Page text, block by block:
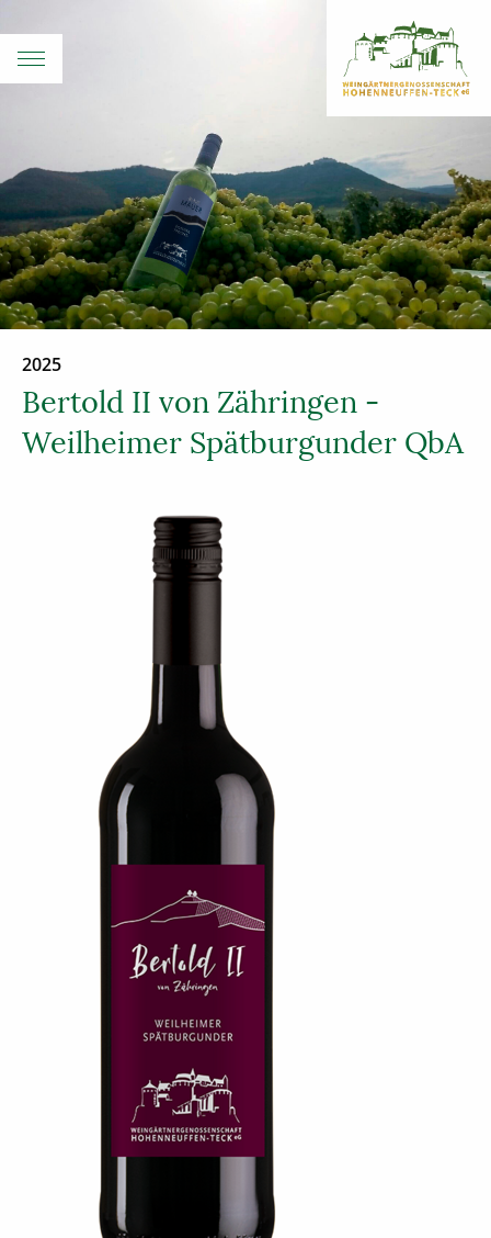
2025
Bertold II von Zähringen -
Weilheimer Spätburgunder QbA